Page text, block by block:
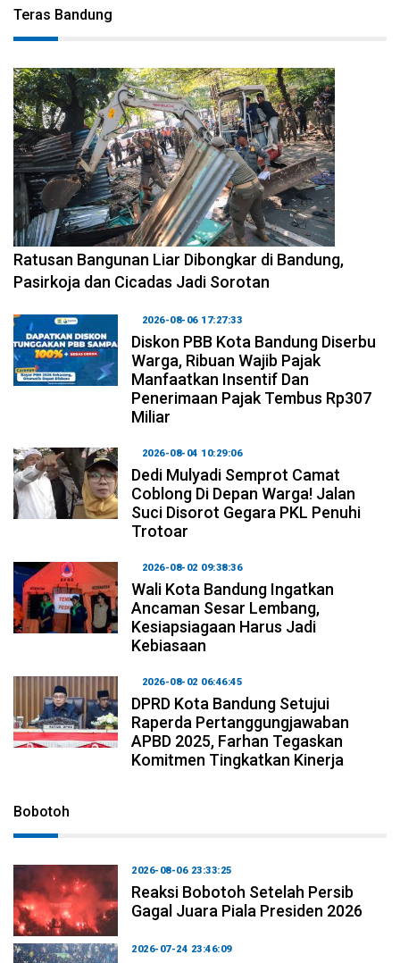
Teras Bandung
2026-08-06 17:34:08
Ratusan Bangunan Liar Dibongkar di Bandung,
Pasirkoja dan Cicadas Jadi Sorotan
2026-08-06 17:27:33
Diskon PBB Kota Bandung Diserbu
Warga, Ribuan Wajib Pajak
Manfaatkan Insentif Dan
Penerimaan Pajak Tembus Rp307
Miliar
2026-08-04 10:29:06
Dedi Mulyadi Semprot Camat
Coblong Di Depan Warga! Jalan
Suci Disorot Gegara PKL Penuhi
Trotoar
2026-08-02 09:38:36
Wali Kota Bandung Ingatkan
Ancaman Sesar Lembang,
Kesiapsiagaan Harus Jadi
Kebiasaan
2026-08-02 06:46:45
DPRD Kota Bandung Setujui
Raperda Pertanggungjawaban
APBD 2025, Farhan Tegaskan
Komitmen Tingkatkan Kinerja
Bobotoh
2026-08-06 23:33:25
Reaksi Bobotoh Setelah Persib
Gagal Juara Piala Presiden 2026
2026-07-24 23:46:09